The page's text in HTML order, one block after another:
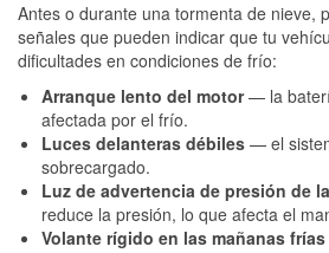
Antes o durante una tormenta de nieve,
señales que pueden indicar que tu
dificultades en condiciones de frío:
Arranque lento del motor— la
afectada por el frío.
Luces delanteras débiles — el
sobrecargado.
Luz de advertencia de presión de
reduce la presión, lo que afecta el
Volante rígido en las mañanas frías